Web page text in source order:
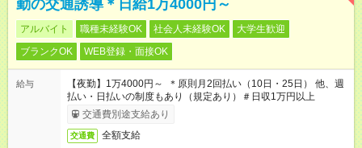
勤の交通誘導＊日給1万4000円～
アルバイト 職種未経験OK 社会人未経験OK
大学生歓迎
ブランクOK
WEB登録・面接OK
給与
【夜勤】1万4000円～ ＊原則月2回払い（10日・25日） 他、週
払い・日払いの制度もあり（規定あり）＃日収1万円以上
交通費別途支給あり
交通費 全額支給